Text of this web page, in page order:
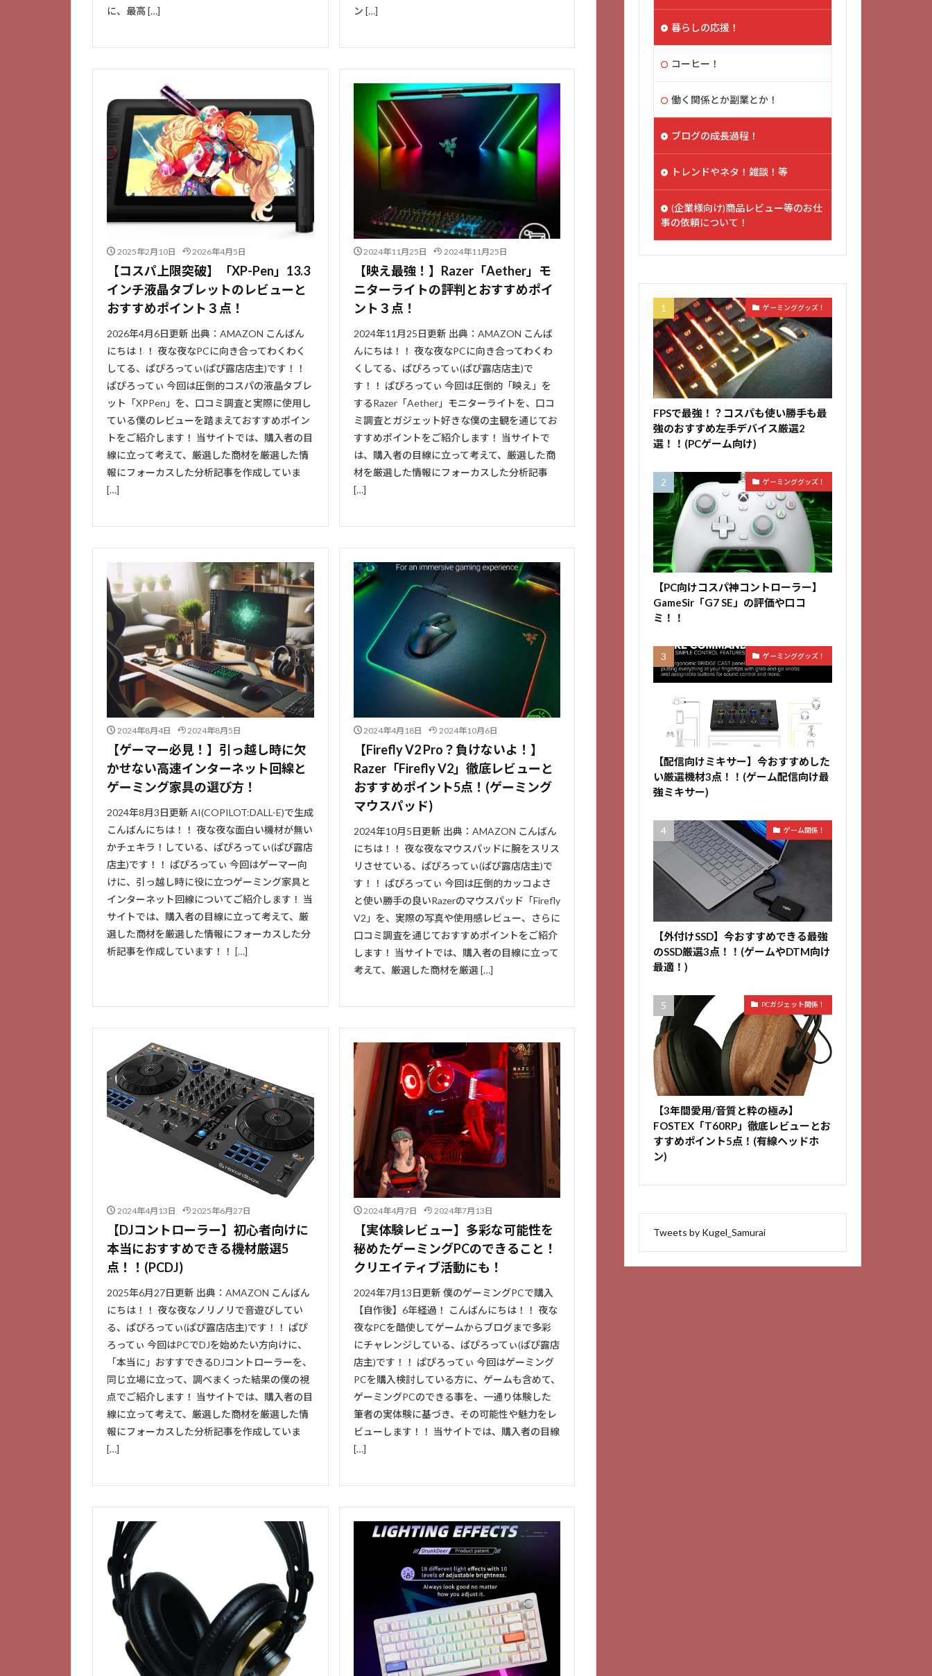
に、最高 […]
ン […]
2025年2月10日 2026年4月5日
【コスパ上限突破】「XP-Pen」13.3
インチ液晶タブレットのレビューと
おすすめポイント３点！
2026年4月6日更新 出典：AMAZON こんばん
にちは！！ 夜な夜なPCに向き合ってわくわく
してる、ぱぴろってぃ(ぱぴ露店店主)です！！
ぱぴろってぃ 今回は圧倒的コスパの液晶タブレ
ット「XPPen」を、口コミ調査と実際に使用し
ている僕のレビューを踏まえておすすめポイン
トをご紹介します！ 当サイトでは、購入者の目
線に立って考えて、厳選した商材を厳選した情
報にフォーカスした分析記事を作成していま
[…]
2024年11月25日 2024年11月25日
【映え最強！】Razer「Aether」モ
ニターライトの評判とおすすめポイ
ント３点！
2024年11月25日更新 出典：AMAZON こんば
んにちは！！ 夜な夜なPCに向き合ってわくわ
くしてる、ぱぴろってぃ(ぱぴ露店店主)で
す！！ ぱぴろってぃ 今回は圧倒的「映え」を
するRazer「Aether」モニターライトを、口コ
ミ調査とガジェット好きな僕の主観を通じてお
すすめポイントをご紹介します！ 当サイトで
は、購入者の目線に立って考えて、厳選した商
材を厳選した情報にフォーカスした分析記事
[…]
2024年8月4日 2024年8月5日
【ゲーマー必見！】引っ越し時に欠
かせない高速インターネット回線と
ゲーミング家具の選び方！
2024年8月3日更新 AI(COPILOT:DALL-E)で生成
こんばんにちは！！ 夜な夜な面白い機材が無い
かチェキラ！している、ぱぴろってぃ(ぱぴ露店
店主)です！！ ぱぴろってぃ 今回はゲーマー向
けに、引っ越し時に役に立つゲーミング家具と
インターネット回線についてご紹介します！ 当
サイトでは、購入者の目線に立って考えて、厳
選した商材を厳選した情報にフォーカスした分
析記事を作成しています！！ […]
2024年4月18日 2024年10月6日
【Firefly V2 Pro？負けないよ！】
Razer「Firefly V2」徹底レビューと
おすすめポイント5点！(ゲーミング
マウスパッド)
2024年10月5日更新 出典：AMAZON こんばん
にちは！！ 夜な夜なマウスパッドに腕をスリス
リさせている、ぱぴろってぃ(ぱぴ露店店主)で
す！！ ぱぴろってぃ 今回は圧倒的カッコよさ
と使い勝手の良いRazerのマウスパッド「Firefly
V2」を、実際の写真や使用感レビュー、さらに
口コミ調査を通じておすすめポイントをご紹介
します！ 当サイトでは、購入者の目線に立って
考えて、厳選した商材を厳選 […]
2024年4月13日 2025年6月27日
【DJコントローラー】初心者向けに
本当におすすめできる機材厳選5
点！！(PCDJ)
2025年6月27日更新 出典：AMAZON こんばん
にちは！！ 夜な夜なノリノリで音遊びしてい
る、ぱぴろってぃ(ぱぴ露店店主)です！！ ぱぴ
ろってぃ 今回はPCでDJを始めたい方向けに、
「本当に」おすすできるDJコントローラーを、
同じ立場に立って、調べまくった結果の僕の視
点でご紹介します！ 当サイトでは、購入者の目
線に立って考えて、厳選した商材を厳選した情
報にフォーカスした分析記事を作成していま
[…]
2024年4月7日 2024年7月13日
【実体験レビュー】多彩な可能性を
秘めたゲーミングPCのできること！
クリエイティブ活動にも！
2024年7月13日更新 僕のゲーミングPCで購入
【自作後】6年経過！ こんばんにちは！！ 夜な
夜なPCを酷使してゲームからブログまで多彩
にチャレンジしている、ぱぴろってぃ(ぱぴ露店
店主)です！！ ぱぴろってぃ 今回はゲーミング
PCを購入検討している方に、ゲームも含めて、
ゲーミングPCのできる事を、一通り体験した
筆者の実体験に基づき、その可能性や魅力をレ
ビューします！！ 当サイトでは、購入者の目線
[…]
暮らしの応援！
コーヒー！
働く関係とか副業とか！
ブログの成長過程！
トレンドやネタ！雑談！等
(企業様向け)商品レビュー等のお仕
事の依頼について！
ゲーミンググッズ！
FPSで最強！？コスパも使い勝手も最
強のおすすめ左手デバイス厳選2
選！！(PCゲーム向け)
ゲーミンググッズ！
【PC向けコスパ神コントローラー】
GameSir「G7 SE」の評価や口コ
ミ！！
ゲーミンググッズ！
【配信向けミキサー】今おすすめした
い厳選機材3点！！(ゲーム配信向け最
強ミキサー)
ゲーム関係！
【外付けSSD】今おすすめできる最強
のSSD厳選3点！！(ゲームやDTM向け
最適！)
PCガジェット関係！
【3年間愛用/音質と粋の極み】
FOSTEX「T60RP」徹底レビューとお
すすめポイント5点！(有線ヘッドホ
ン)
Tweets by Kugel_Samurai